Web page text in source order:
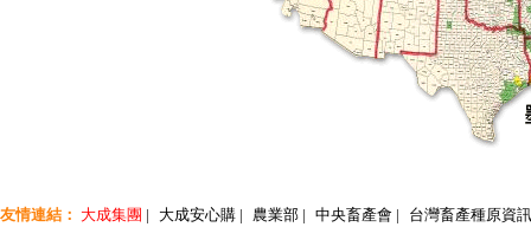
友情連結： 大成集團 | 大成安心購 | 農業部 | 中央畜產會 |
台灣畜產種原資